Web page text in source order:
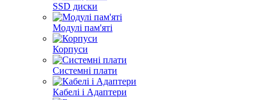
SSD диски
Модулі пам'яті
Корпуси
Системні плати
Кабелі і Адаптери